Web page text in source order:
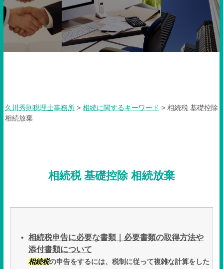
久川秀則税理士事務所 > 相続に関するキーワード > 相続税 基礎控除
相続放棄
相続税 基礎控除 相続放棄
相続税申告に必要な書類｜必要書類の取得方法や
添付書類について
相続税の申告をするには、税制に従って複雑な計算をした